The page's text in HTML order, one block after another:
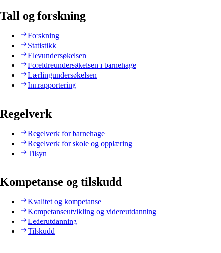
Tall og forskning
Forskning
Statistikk
Elevundersøkelsen
Foreldreundersøkelsen i barnehage
Lærlingundersøkelsen
Innrapportering
Regelverk
Regelverk for barnehage
Regelverk for skole og opplæring
Tilsyn
Kompetanse og tilskudd
Kvalitet og kompetanse
Kompetanseutvikling og videreutdanning
Lederutdanning
Tilskudd